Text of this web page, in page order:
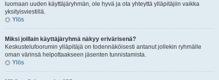
luomaan uuden käyttäjäryhmän, ole hyvä ja ota yhteyttä ylläpitäjiin vaikka
yksityisviestillä.
Ylös
Miksi joillain käyttäjäryhmä näkyy erivärisenä?
Keskustelufoorumin ylläpitäjä on todennäköisesti antanut jollekin ryhmälle
oman värinsä helpottaakseen jäsenten tunnistamista.
Ylös